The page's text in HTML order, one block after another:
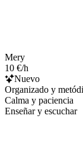
Mery
10 €/h
Nuevo
Organizado y
Calma y paciencia
Enseñar y escuchar